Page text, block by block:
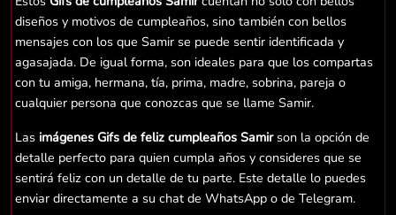
diseños y motivos de cumpleaños, sino también con bellos
mensajes con los que Samir se puede sentir identificada y
agasajada. De igual forma, son ideales para que los compartas
con tu amiga, hermana, tía, prima, madre, sobrina, pareja o
cualquier persona que conozcas que se llame Samir.
Las imágenes Gifs de feliz cumpleaños Samirson la opción de
detalle perfecto para quien cumpla años y consideres que se
sentirá feliz con un detalle de tu parte. Este detalle lo puedes
enviar directamente a su chat de WhatsApp o de Telegram.